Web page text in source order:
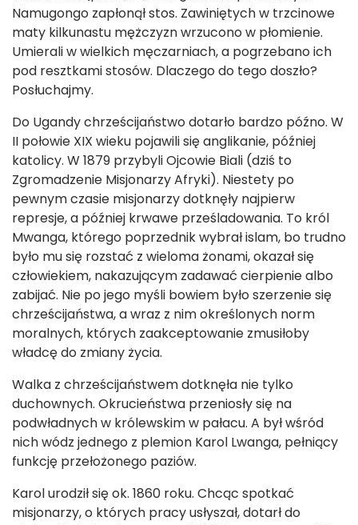
Namugongo zapłonął stos. Zawiniętych w trzcinowe
maty kilkunastu mężczyzn wrzucono w płomienie.
Umierali w wielkich męczarniach, a pogrzebano ich
pod resztkami stosów. Dlaczego do tego doszło?
Posłuchajmy.
Do Ugandy chrześcijaństwo dotarło bardzo późno. W
II połowie XIX wieku pojawili się anglikanie, później
katolicy. W 1879 przybyli Ojcowie Biali (dziś to
Zgromadzenie Misjonarzy Afryki). Niestety po
pewnym czasie misjonarzy dotknęły najpierw
represje, a później krwawe prześladowania. To król
Mwanga, którego poprzednik wybrał islam, bo trudno
było mu się rozstać z wieloma żonami, okazał się
człowiekiem, nakazującym zadawać cierpienie albo
zabijać. Nie po jego myśli bowiem było szerzenie się
chrześcijaństwa, a wraz z nim określonych norm
moralnych, których zaakceptowanie zmusiłoby
władcę do zmiany życia.
Walka z chrześcijaństwem dotknęła nie tylko
duchownych. Okrucieństwa przeniosły się na
podwładnych w królewskim w pałacu. A był wśród
nich wódz jednego z plemion Karol Lwanga, pełniący
funkcję przełożonego paziów.
Karol urodził się ok. 1860 roku. Chcąc spotkać
misjonarzy, o których pracy usłyszał, dotarł do